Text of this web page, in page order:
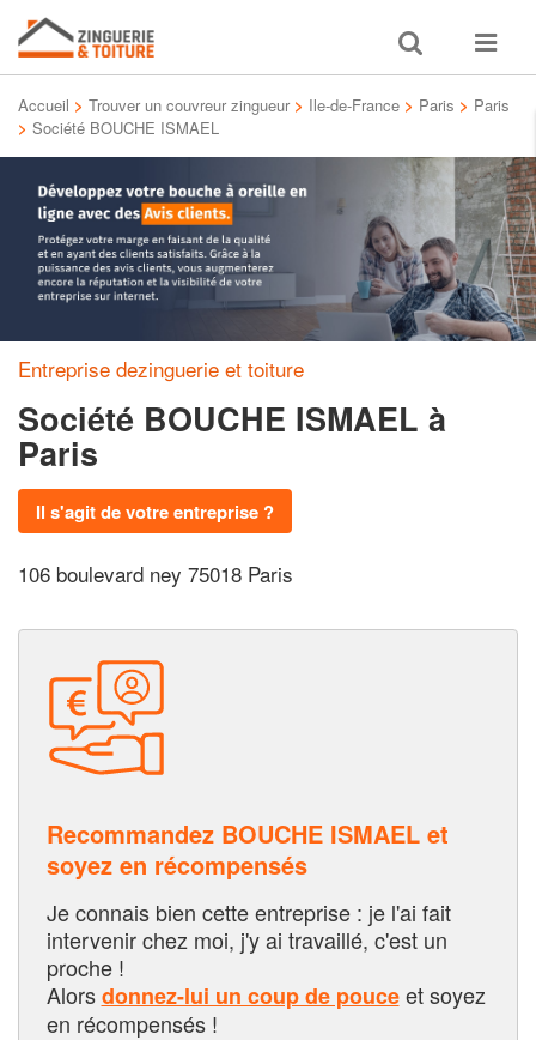
Toggle
search
Toggle
Accueil > Trouver un couvreur zingueur > Ile-de-France > Paris > Paris
> Société BOUCHE ISMAEL
Entreprise dezinguerie et toiture
Société BOUCHE ISMAEL à
Paris
Il s'agit de votre entreprise ?
106 boulevard ney 75018 Paris
Recommandez BOUCHE ISMAEL et
soyez en récompensés
Je connais bien cette entreprise : je l'ai fait
intervenir chez moi, j'y ai travaillé, c'est un
proche !
Alorsdonnez-lui un coup de pouceet soyez
en récompensés !